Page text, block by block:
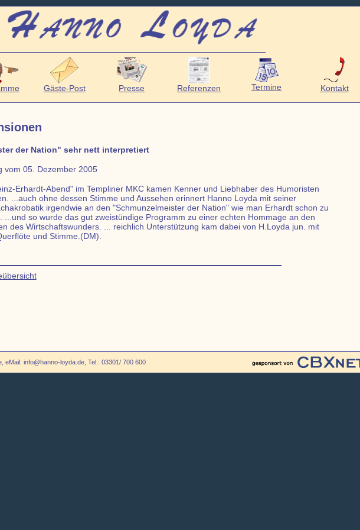
Gäste-Post Presse Referenzen Termine Kontakt
der Nation" sehr nett interpretiert
vom 05. Dezember 2005
Erhardt-Abend" im Templiner MKC kamen Kenner und Liebhaber des Humoristen
...auch ohne dessen Stimme und Aussehen erinnert Hanno Loyda mit seiner
irgendwie an den "Schmunzelmeister der Nation" wie man Erhardt schon zu
...und so wurde das gut zweistündige Programm zu einer echten Hommage an den
des Wirtschaftswunders. ... reichlich Unterstützung kam dabei von H.Loyda jun. mit
und Stimme.(DM).
eMail: info@hanno-loyda.de, Tel.: 03301/ 700 600